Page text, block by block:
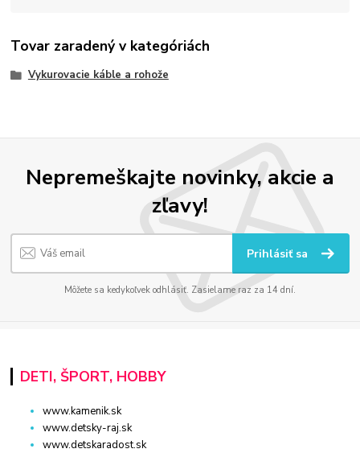
Tovar zaradený v kategóriách
Vykurovacie káble a rohože
Nepremeškajte novinky, akcie a
zľavy!
Prihlásiť sa
Môžete sa kedykoľvek odhlásiť. Zasielame raz za 14 dní.
DETI, ŠPORT, HOBBY
www.kamenik.sk
www.detsky-raj.sk
www.detskaradost.sk